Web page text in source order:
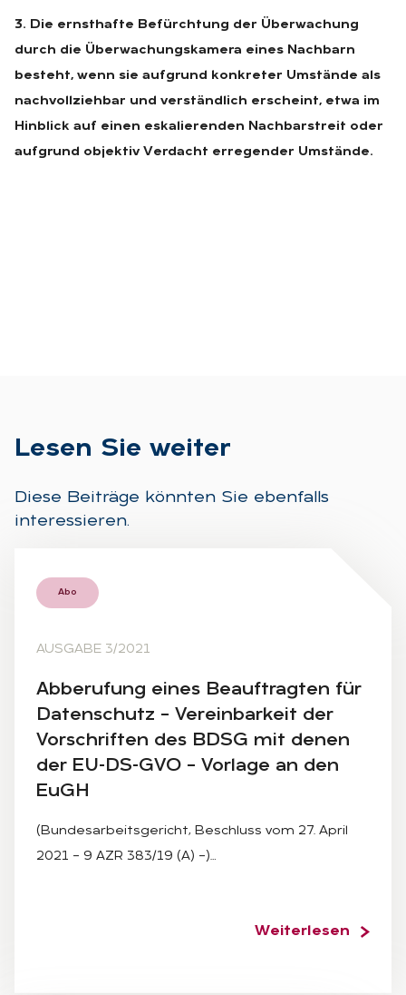
3. Die ernsthafte Befürchtung der Überwachung
durch die Überwachungskamera eines Nachbarn
besteht, wenn sie aufgrund konkreter Umstände als
nachvollziehbar und verständlich erscheint, etwa im
Hinblick auf einen eskalierenden Nachbarstreit oder
aufgrund objektiv Verdacht erregender Umstände.
Le­sen Sie wei­ter
Diese Beiträge könnten Sie ebenfalls
interessieren.
Abo
AUSGABE 3/2021
Ab­be­ru­fung ei­nes Be­auf­trag­ten für
Da­ten­schutz – Ver­ein­bar­keit der
Vor­schrif­ten des BDSG mit de­nen
der EU-DS-GVO – Vor­la­ge an den
EuGH
(Bundesarbeitsgericht, Beschluss vom 27. April
2021 – 9 AZR 383/19 (A) –)…
Weiterlesen